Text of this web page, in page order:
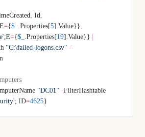
, Id,
={$_ .Properties[5].Value}},
;E={$_ .Properties[19].Value}}
"C:\failed-logons.csv" -
"DC01" -
; ID=4625}